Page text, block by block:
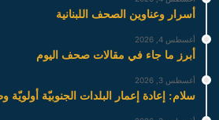
أسرار وعناوين الصحف اللبنانية
أغسطس 4, 2026
أبرز ما جاء في مقالات صحف اليوم
أغسطس 3, 2026
سلام: إعادة إعمار البلدات الجنوبيّة أولويّة